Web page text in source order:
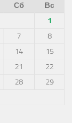
Сб
Вс
1
7
8
14
15
21
22
28
29